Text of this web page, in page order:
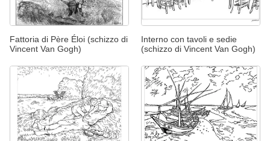
Fattoria di Père Éloi (schizzo di
Vincent Van Gogh)
Interno con tavoli e sedie
(schizzo di Vincent Van Gogh)